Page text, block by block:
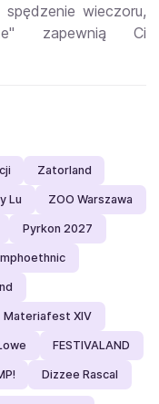
wieczoru,
zapewnią Ci
Zatorland
Lu ZOO Warszawa
Pyrkon 2027
Materiafest XIV
FESTIVALAND
Dizzee Rascal